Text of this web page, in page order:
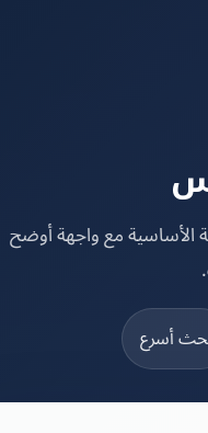
مع واجهة أوضح